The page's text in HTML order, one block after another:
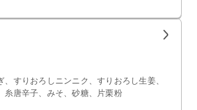
すりおろしニンニク、すりおろし生姜、
糸唐辛子、みそ、砂糖、片栗粉